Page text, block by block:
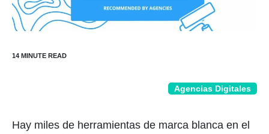
Agencias Digitales
Hay miles de herramientas de marca blanca en el